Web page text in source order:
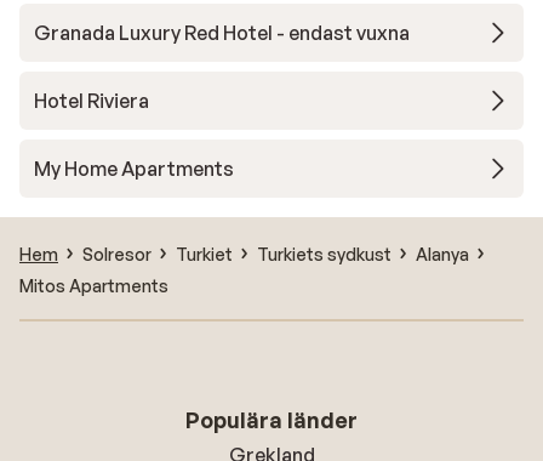
Granada Luxury Red Hotel - endast vuxna
Hotel Riviera
My Home Apartments
Hem Solresor Turkiet Turkiets sydkust
Alanya
Mitos Apartments
Populära länder
Grekland